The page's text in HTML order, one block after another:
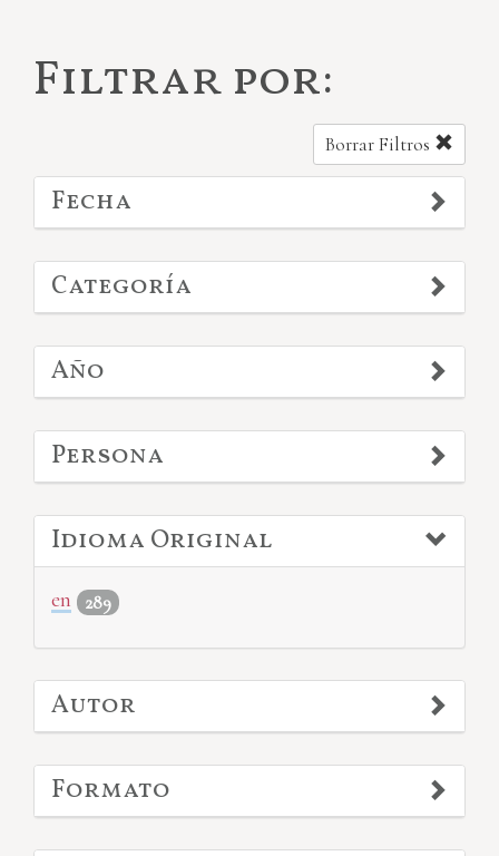
Filtrar por:
Borrar Filtros
Fecha
Categoría
Año
Persona
Idioma Original
en 289
Autor
Formato